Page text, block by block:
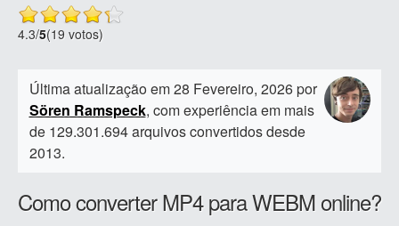
4.3/5(19 votos)
Última atualização em 28 Fevereiro, 2026 por
Sören Ramspeck, com experiência em mais
de 129.301.694 arquivos convertidos desde
2013.
Como converter MP4 para WEBM online?